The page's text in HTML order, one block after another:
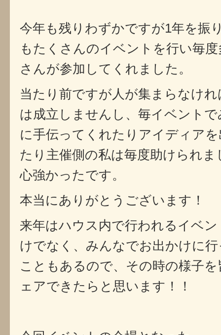
今年も残りわずかですが1年を振
もたくさんのイベントを行い毎
さんが参加してくれました。
当たり前ですが人が集まらなけ
は成立しませんし、毎イベント
に手伝ってくれたりアイディア
たり主催側の私は毎度助けられ
心強かったです。
本当にありがとうございます！
来年はハウス内で行われるイベ
けでなく、みんなでお出かけに
こともあるので、その時の様子
ェアできたらと思います！！